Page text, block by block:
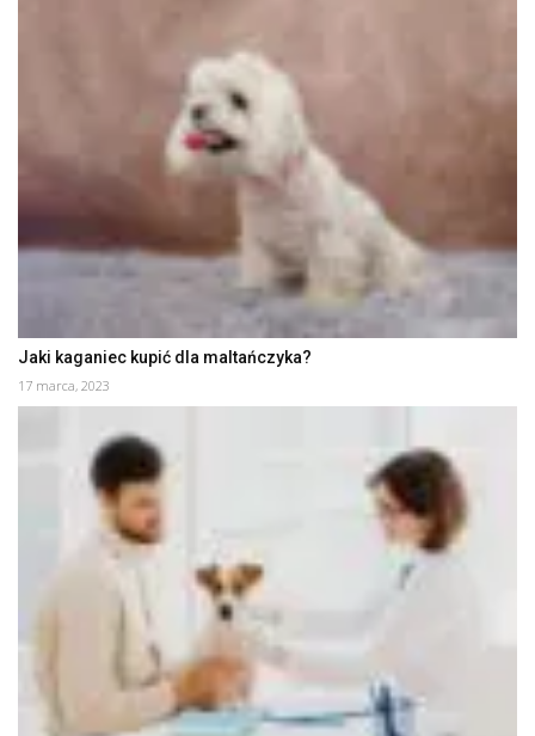
Jaki kaganiec kupić dla maltańczyka?
17 marca, 2023